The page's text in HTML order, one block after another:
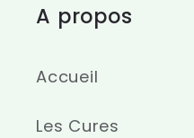
A propos
Accueil
Les Cures